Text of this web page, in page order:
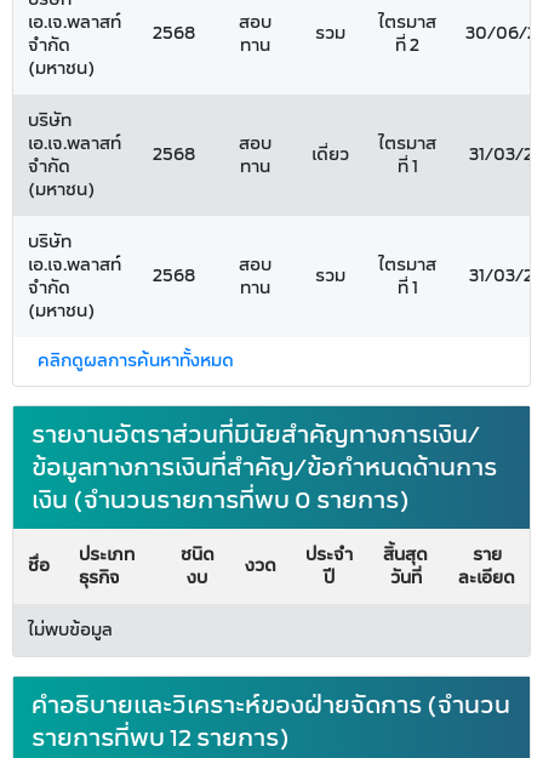
เอ.เจ.พลาสท์
จำกัด
(มหาชน)
2568
สอบ
ทาน
รวม
ไตรมาส
ที่ 2
30/06/
บริษัท
เอ.เจ.พลาสท์
จำกัด
(มหาชน)
2568
สอบ
ทาน
เดี่ยว
ไตรมาส
ที่ 1
31/03/
บริษัท
เอ.เจ.พลาสท์
จำกัด
(มหาชน)
2568
สอบ
ทาน
รวม
ไตรมาส
ที่ 1
31/03/
คลิกดูผลการค้นหาทั้งหมด
รายงานอัตราส่วนที่มีนัยสำคัญทางการเงิน/
ข้อมูลทางการเงินที่สำคัญ/ข้อกำหนดด้านการ
เงิน (จำนวนรายการที่พบ 0 รายการ)
ชื่อ
ประเภท
ธุรกิจ
ชนิด
งบ
งวด
ประจำ
ปี
สิ้นสุด
วันที่
ราย
ละเอียด
ไม่พบข้อมูล
คำอธิบายและวิเคราะห์ของฝ่ายจัดการ (จำนวน
รายการที่พบ 12 รายการ)